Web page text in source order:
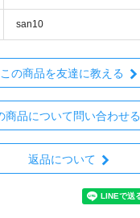
san10
この商品を友達に教える
商品について問い合わせる
返品について